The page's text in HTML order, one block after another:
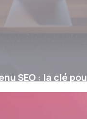
SEO : la clé
sur